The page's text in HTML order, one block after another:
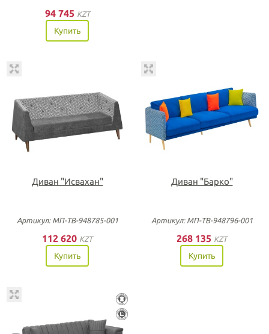
94 745 KZT
Купить
Диван "Исвахан"
Артикул: МП-ТВ-948785-001
112 620 KZT
Купить
Диван "Барко"
Артикул: МП-ТВ-948796-001
268 135 KZT
Купить